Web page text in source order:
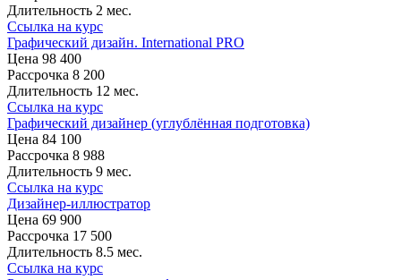
Длительность 2 мес.
Ссылка на курс
Графический дизайн. International PRO
Цена 98 400
Рассрочка 8 200
Длительность 12 мес.
Ссылка на курс
Графический дизайнер (углублённая подготовка)
Цена 84 100
Рассрочка 8 988
Длительность 9 мес.
Ссылка на курс
Дизайнер-иллюстратор
Цена 69 900
Рассрочка 17 500
Длительность 8.5 мес.
Ссылка на курс